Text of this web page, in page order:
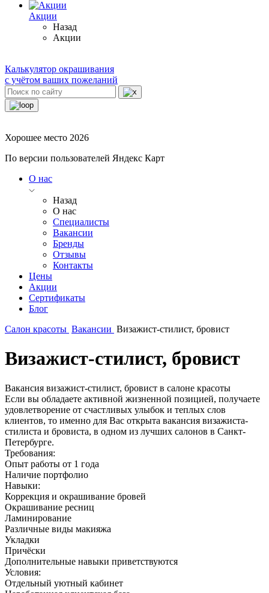
Акции
Назад
Акции
Калькулятор окрашивания
с учётом ваших пожеланий
Хорошее место 2026
По версии пользователей Яндекс Карт
О нас
Назад
О нас
Специалисты
Вакансии
Бренды
Отзывы
Контакты
Цены
Акции
Сертификаты
Блог
Салон красоты Вакансии Визажист-стилист, бровист
Визажист-стилист, бровист
Вакансия визажист-стилист, бровист в салоне красоты
Если вы обладаете активной жизненной позицией, получаете
удовлетворение от счастливых улыбок и теплых слов
клиентов, то именно для Вас открыта вакансия визажиста-
стилиста и бровиста, в одном из лучших салонов в Санкт-
Петербурге.
Требования:
Опыт работы от 1 года
Наличие портфолио
Навыки:
Коррекция и окрашивание бровей
Окрашивание ресниц
Ламинирование
Различные виды макияжа
Укладки
Причёски
Дополнительные навыки приветствуются
Условия:
Отдельный уютный кабинет